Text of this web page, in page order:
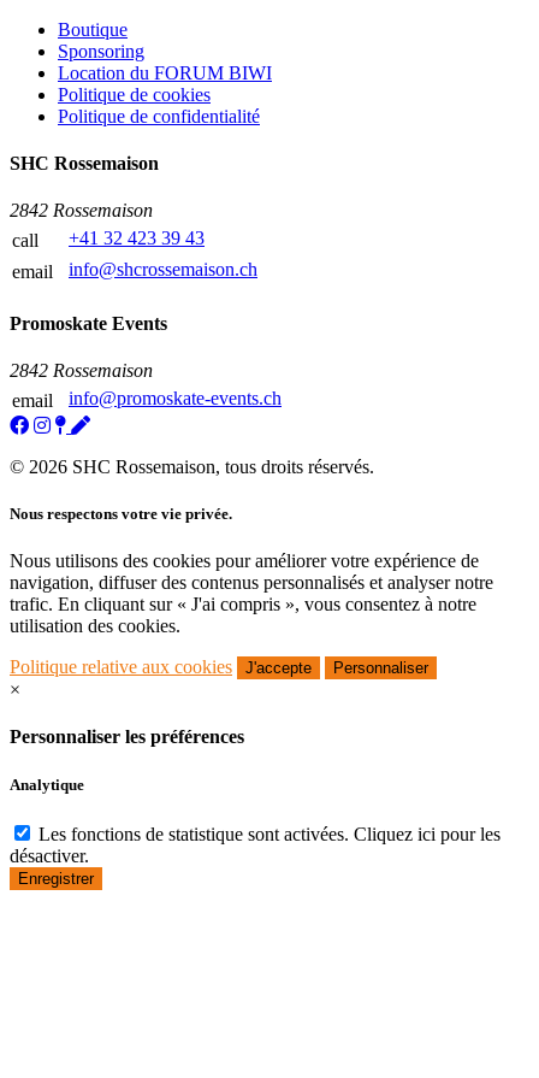
Boutique
Sponsoring
Location du FORUM BIWI
Politique de cookies
Politique de confidentialité
SHC Rossemaison
2842 Rossemaison
call
+41 32 423 39 43
email
info@shcrossemaison.ch
Promoskate Events
2842 Rossemaison
email
info@promoskate-events.ch
© 2026 SHC Rossemaison, tous droits réservés.
Nous respectons votre vie privée.
Nous utilisons des cookies pour améliorer votre expérience de
navigation, diffuser des contenus personnalisés et analyser notre
trafic. En cliquant sur « J'ai compris », vous consentez à notre
utilisation des cookies.
Politique relative aux cookies
J'accepte Personnaliser
×
Personnaliser les préférences
Analytique
Les fonctions de statistique sont activées. Cliquez ici pour les
désactiver.
Enregistrer